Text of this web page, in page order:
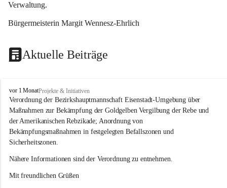
Verwaltung.
Bürgermeisterin Margit Wennesz-Ehrlich
Aktuelle Beiträge
O
s
l
i
p
vor 1 MonatProjekte & Initiativen
Verordnung der Bezirkshauptmannschaft Eisenstadt-Umgebung über
Maßnahmen zur Bekämpfung der Goldgelben Vergilbung der Rebe und
der Amerikanischen Rebzikade; Anordnung von
Bekämpfungsmaßnahmen in festgelegten Befallszonen und
Sicherheitszonen.
Nähere Informationen sind der Verordnung zu entnehmen.
Mit freundlichen Grüßen